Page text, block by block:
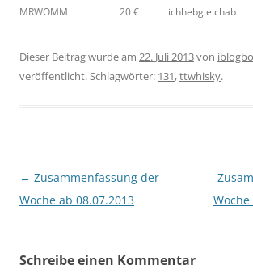
MRWOMM 20 € ichhebgleichab
Dieser Beitrag wurde am 22. Juli 2013von
veröffentlicht. Schlagwörter: 131,ttwhisky.
Beitragsnavigation
← Zusammenfassung der
Woche ab 08.07.2013
Woche
Schreibe einen Kommentar